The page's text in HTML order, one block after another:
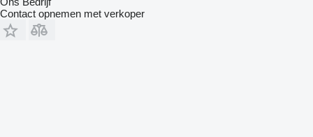
Contact opnemen met verkoper